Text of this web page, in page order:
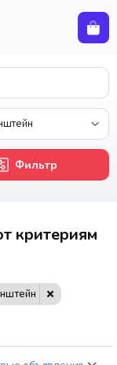
Фильтр
критериям